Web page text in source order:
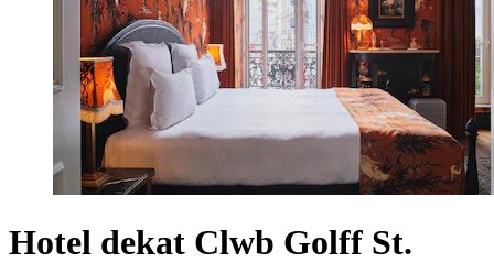
Hotel dekat Clwb Golff St.